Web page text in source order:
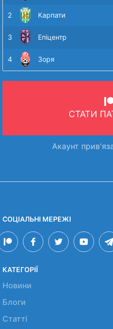
2 Карпати
3 Епіцентр
4 Зоря
СТАТИ
Акаунт
СОЦІАЛЬНІ МЕРЕЖІ
КАТЕГОРІЇ
Новини
Блоги
Статті